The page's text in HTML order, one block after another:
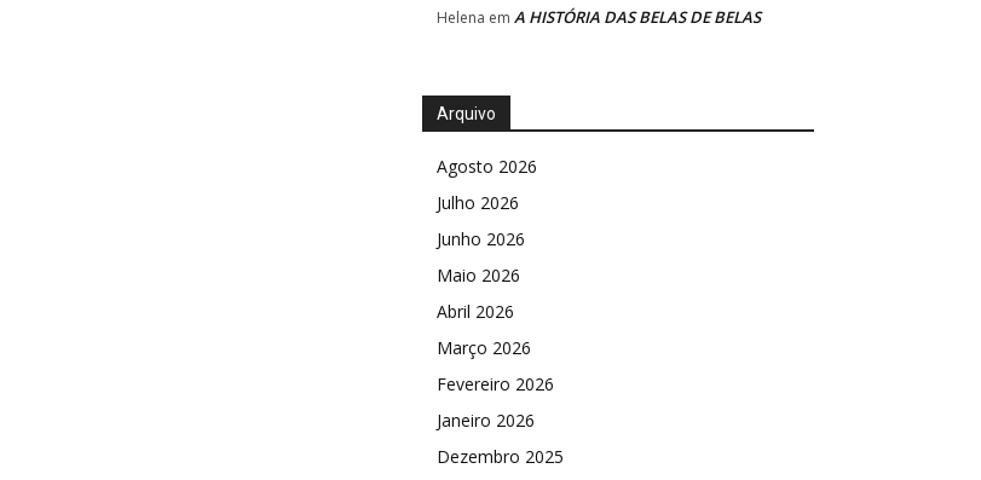
Helena em A HISTÓRIA DAS BELAS DE BELAS
Arquivo
Agosto 2026
Julho 2026
Junho 2026
Maio 2026
Abril 2026
Março 2026
Fevereiro 2026
Janeiro 2026
Dezembro 2025